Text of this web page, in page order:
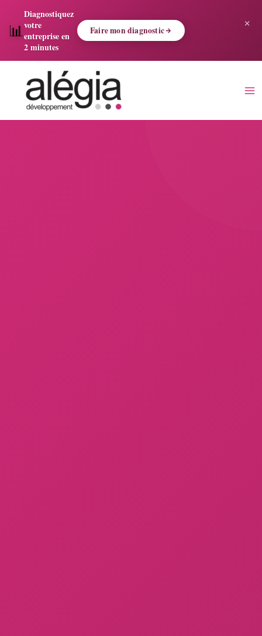
📊
Diagnostiquez
votre
entreprise en
2 minutes
Faire mon diagnostic
×
contenu